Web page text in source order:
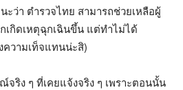
ะว่า ตำรวจไทย สามารถช่วยเหลือผู้
เกิดเหตุฉุกเฉินขึ้น แต่ทำไม่ได้
ความเท็จแทนน่ะสิ)
จริง ๆ ที่เคยแจ้งจริง ๆ เพราะตอนนั้น